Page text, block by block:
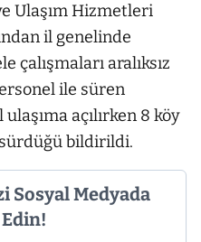
Ulaşım Hizmetleri
il genelinde
çalışmaları aralıksız
ile süren
açılırken 8 köy
bildirildi.
Sosyal Medyada